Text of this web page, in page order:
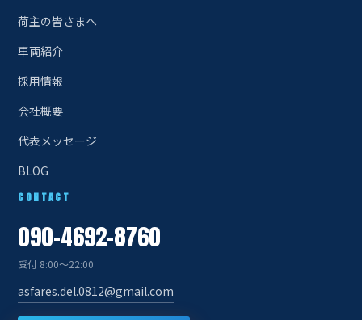
荷主の皆さまへ
車両紹介
採用情報
会社概要
代表メッセージ
BLOG
CONTACT
090-4692-8760
受付 8:00〜22:00
asfares.del.0812@gmail.com